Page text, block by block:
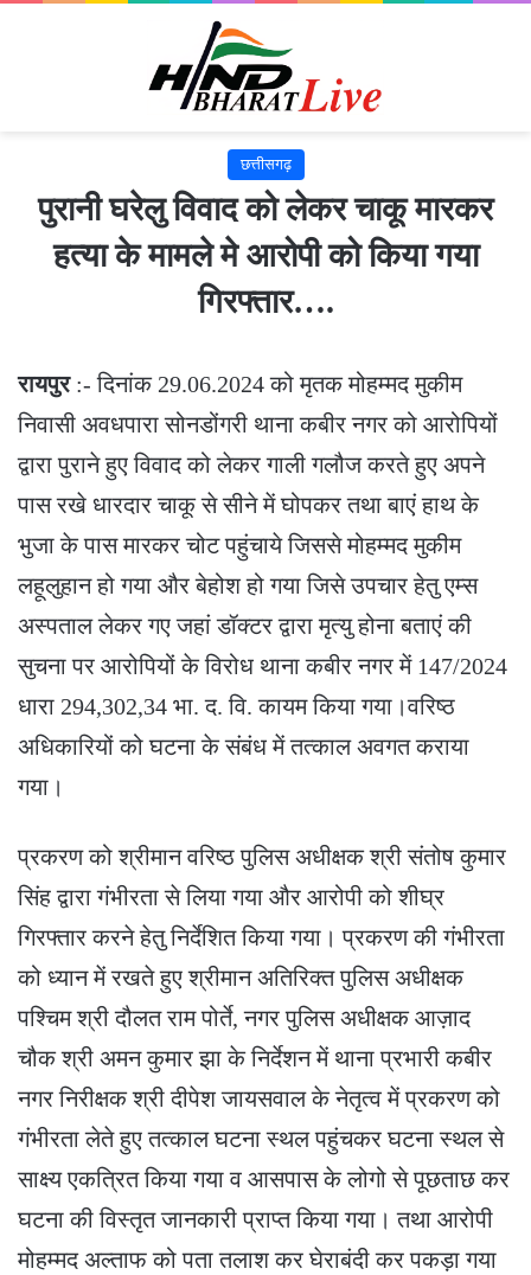
छत्तीसगढ़
पुरानी घरेलु विवाद को लेकर चाकू मारकर
हत्या के मामले मे आरोपी को किया गया
गिरफ्तार….
रायपुर:- दिनांक 29.06.2024 को मृतक मोहम्मद मुकीम
निवासी अवधपारा सोनडोंगरी थाना कबीर नगर को आरोपियों
द्वारा पुराने हुए विवाद को लेकर गाली गलौज करते हुए अपने
पास रखे धारदार चाकू से सीने में घोपकर तथा बाएं हाथ के
भुजा के पास मारकर चोट पहुंचाये जिससे मोहम्मद मुकीम
लहूलुहान हो गया और बेहोश हो गया जिसे उपचार हेतु एम्स
अस्पताल लेकर गए जहां डॉक्टर द्वारा मृत्यु होना बताएं की
सुचना पर आरोपियों के विरोध थाना कबीर नगर में 147/2024
धारा 294,302,34 भा. द. वि. कायम किया गया।वरिष्ठ
अधिकारियों को घटना के संबंध में तत्काल अवगत कराया
गया।
प्रकरण को श्रीमान वरिष्ठ पुलिस अधीक्षक श्री संतोष कुमार
सिंह द्वारा गंभीरता से लिया गया और आरोपी को शीघ्र
गिरफ्तार करने हेतु निर्देशित किया गया। प्रकरण की गंभीरता
को ध्यान में रखते हुए श्रीमान अतिरिक्त पुलिस अधीक्षक
पश्चिम श्री दौलत राम पोर्ते, नगर पुलिस अधीक्षक आज़ाद
चौक श्री अमन कुमार झा के निर्देशन में थाना प्रभारी कबीर
नगर निरीक्षक श्री दीपेश जायसवाल के नेतृत्व में प्रकरण को
गंभीरता लेते हुए तत्काल घटना स्थल पहुंचकर घटना स्थल से
साक्ष्य एकत्रित किया गया व आसपास के लोगो से पूछताछ कर
घटना की विस्तृत जानकारी प्राप्त किया गया। तथा आरोपी
मोहम्मद अल्ताफ को पता तलाश कर घेराबंदी कर पकड़ा गया